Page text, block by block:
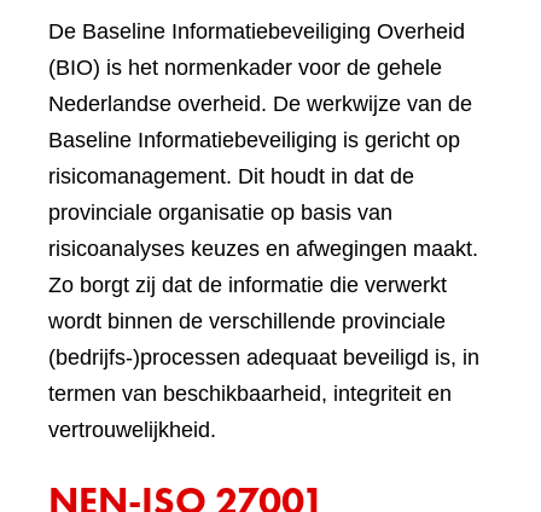
De Baseline Informatiebeveiliging Overheid
(BIO) is het normenkader voor de gehele
Nederlandse overheid. De werkwijze van de
Baseline Informatiebeveiliging is gericht op
risicomanagement. Dit houdt in dat de
provinciale organisatie op basis van
risicoanalyses keuzes en afwegingen maakt.
Zo borgt zij dat de informatie die verwerkt
wordt binnen de verschillende provinciale
(bedrijfs-)processen adequaat beveiligd is, in
termen van beschikbaarheid, integriteit en
vertrouwelijkheid.
NEN-ISO 27001